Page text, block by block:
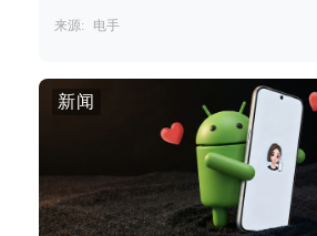
来源: 电手
新闻